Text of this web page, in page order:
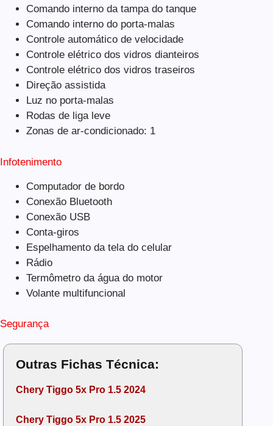
Comando interno da tampa do tanque
Comando interno do porta-malas
Controle automático de velocidade
Controle elétrico dos vidros dianteiros
Controle elétrico dos vidros traseiros
Direção assistida
Luz no porta-malas
Rodas de liga leve
Zonas de ar-condicionado: 1
Infotenimento
Computador de bordo
Conexão Bluetooth
Conexão USB
Conta-giros
Espelhamento da tela do celular
Rádio
Termômetro da água do motor
Volante multifuncional
Segurança
Outras Fichas Técnica:
Chery Tiggo 5x Pro 1.5 2024
Chery Tiggo 5x Pro 1.5 2025